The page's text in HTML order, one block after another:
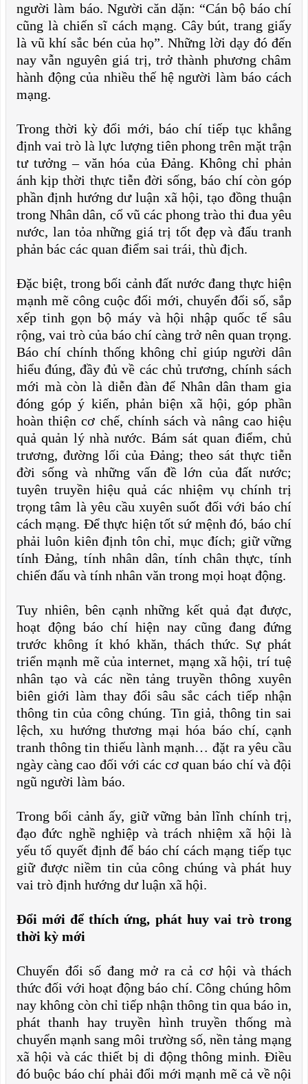
người làm báo. Người căn dặn: “Cán bộ báo chí
cũng là chiến sĩ cách mạng. Cây bút, trang giấy
là vũ khí sắc bén của họ”. Những lời dạy đó đến
nay vẫn nguyên giá trị, trở thành phương châm
hành động của nhiều thế hệ người làm báo cách
mạng.
Trong thời kỳ đổi mới, báo chí tiếp tục khẳng
định vai trò là lực lượng tiên phong trên mặt trận
tư tưởng – văn hóa của Đảng. Không chỉ phản
ánh kịp thời thực tiễn đời sống, báo chí còn góp
phần định hướng dư luận xã hội, tạo đồng thuận
trong Nhân dân, cổ vũ các phong trào thi đua yêu
nước, lan tỏa những giá trị tốt đẹp và đấu tranh
phản bác các quan điểm sai trái, thù địch.
Đặc biệt, trong bối cảnh đất nước đang thực hiện
mạnh mẽ công cuộc đổi mới, chuyển đổi số, sắp
xếp tinh gọn bộ máy và hội nhập quốc tế sâu
rộng, vai trò của báo chí càng trở nên quan trọng.
Báo chí chính thống không chỉ giúp người dân
hiểu đúng, đầy đủ về các chủ trương, chính sách
mới mà còn là diễn đàn để Nhân dân tham gia
đóng góp ý kiến, phản biện xã hội, góp phần
hoàn thiện cơ chế, chính sách và nâng cao hiệu
quả quản lý nhà nước. Bám sát quan điểm, chủ
trương, đường lối của Đảng; theo sát thực tiễn
đời sống và những vấn đề lớn của đất nước;
tuyên truyền hiệu quả các nhiệm vụ chính trị
trọng tâm là yêu cầu xuyên suốt đối với báo chí
cách mạng. Để thực hiện tốt sứ mệnh đó, báo chí
phải luôn kiên định tôn chỉ, mục đích; giữ vững
tính Đảng, tính nhân dân, tính chân thực, tính
chiến đấu và tính nhân văn trong mọi hoạt động.
Tuy nhiên, bên cạnh những kết quả đạt được,
hoạt động báo chí hiện nay cũng đang đứng
trước không ít khó khăn, thách thức. Sự phát
triển mạnh mẽ của internet, mạng xã hội, trí tuệ
nhân tạo và các nền tảng truyền thông xuyên
biên giới làm thay đổi sâu sắc cách tiếp nhận
thông tin của công chúng. Tin giả, thông tin sai
lệch, xu hướng thương mại hóa báo chí, cạnh
tranh thông tin thiếu lành mạnh… đặt ra yêu cầu
ngày càng cao đối với các cơ quan báo chí và đội
ngũ người làm báo.
Trong bối cảnh ấy, giữ vững bản lĩnh chính trị,
đạo đức nghề nghiệp và trách nhiệm xã hội là
yếu tố quyết định để báo chí cách mạng tiếp tục
giữ được niềm tin của công chúng và phát huy
vai trò định hướng dư luận xã hội.
Đổi mới để thích ứng, phát huy vai trò trong
thời kỳ mới
Chuyển đổi số đang mở ra cả cơ hội và thách
thức đối với hoạt động báo chí. Công chúng hôm
nay không còn chỉ tiếp nhận thông tin qua báo in,
phát thanh hay truyền hình truyền thống mà
chuyển mạnh sang môi trường số, nền tảng mạng
xã hội và các thiết bị di động thông minh. Điều
đó buộc báo chí phải đổi mới mạnh mẽ cả về nội